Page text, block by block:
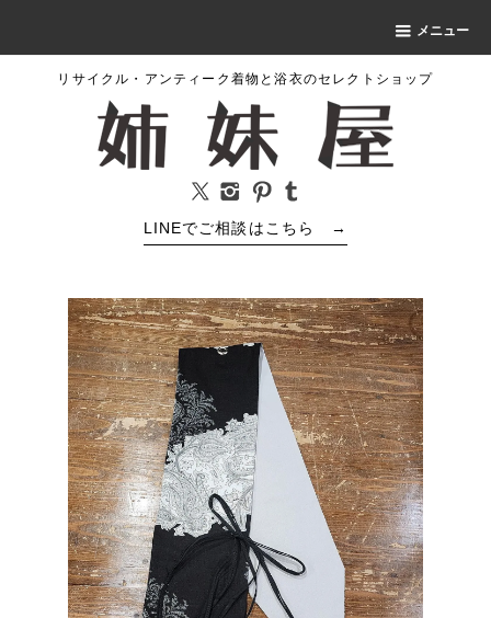
メニュー
リサイクル・アンティーク着物と浴衣のセレクトショップ
LINEでご相談はこちら →